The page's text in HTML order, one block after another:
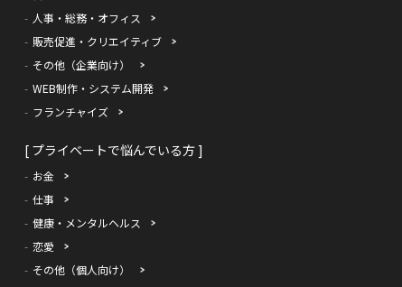
人事・総務・オフィス
販売促進・クリエイティブ
その他（企業向け）
WEB制作・システム開発
フランチャイズ
[ プライベートで悩んでいる方 ]
お金
仕事
健康・メンタルヘルス
恋愛
その他（個人向け）